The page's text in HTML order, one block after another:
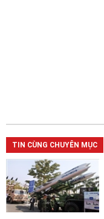
TIN CÙNG CHUYÊN MỤC